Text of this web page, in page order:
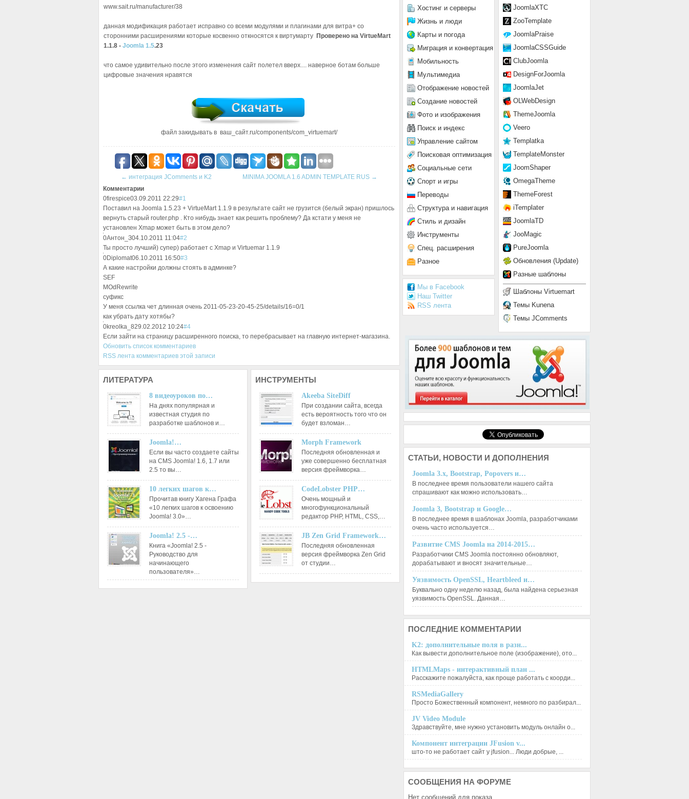
www.sait.ru/manufacturer/38
данная модификация работает исправно со всеми модулями и плагинами для витра+ со
сторонними расширениями которые косвенно откносятся к виртумарту Проверено на VirtueMart
1.1.8 - Joomla 1.5.23
что самое удивительно после этого изменения сайт полетел вверх.... наверное ботам больше
цифровые значения нравятся
файл закидывать в ваш_сайт.ru/components/com_virtuemart/
← интеграция JComments и K2 MINIMA JOOMLA 1.6 ADMIN TEMPLATE RUS →
Комментарии
0firespice03.09.2011 22:29#1
Поставил на Joomla 1.5.23 + VirtueMart 1.1.9 в результате сайт не грузится (белый экран) пришлось
вернуть старый router.php . Кто нибудь знает как решить проблему? Да кстати у меня не
установлен Xmap может быть в этом дело?
0Антон_З04.10.2011 11:04#2
Ты просто лучший) супер) работает с Xmap и Virtuemar 1.1.9
0Diplomat06.10.2011 16:50#3
А какие настройки должны стоять в админке?
SEF
MOdRewrite
суфикс
У меня ссылка чет длинная очень 2011-05-23-20-45-25/details/16=0/1
как убрать дату хотябы?
0kreolka_829.02.2012 10:24#4
Если зайти на страницу расширенного поиска, то перебрасывает на главную интернет-магазина.
Обновить список комментариев
RSS лента комментариев этой записи
ЛИТЕРАТУРА
8 видеоуроков по…
На днях популярная и
известная студия по
разработке шаблонов и…
Joomla!…
Если вы часто создаете сайты
на CMS Joomla! 1.6, 1.7 или
2.5 то вы…
10 легких шагов к…
Прочитав книгу Хагена Графа
«10 легких шагов к освоению
Joomla! 3.0»…
Joomla! 2.5 -…
Книга «Joomla! 2.5 -
Руководство для
начинающего
пользователя»…
ИНСТРУМЕНТЫ
Akeeba SiteDiff
При создании сайта, всегда
есть вероятность того что он
будет взломан…
Morph Framework
Последняя обновленная и
уже совершенно бесплатная
версия фреймворка…
CodeLobster PHP…
Очень мощный и
многофункциональный
редактор РНР, HTML, CSS,…
JB Zen Grid Framework…
Последняя обновленная
версия фреймворка Zen Grid
от студии…
JoomlaXTC
ZooTemplate
JoomlaPraise
JoomlaCSSGuide
ClubJoomla
DesignForJoomla
JoomlaJet
OLWebDesign
ThemeJoomla
Veero
Templatka
TemplateMonster
JoomShaper
OmegaTheme
ThemeForest
iTemplater
JoomlaTD
JooMagic
PureJoomla
Обновления (Update)
Разные шаблоны
Шаблоны Virtuemart
Темы Kunena
Темы JComments
Хостинг и серверы
Жизнь и люди
Карты и погода
Миграция и конвертация
Мобильность
Мультимедиа
Отображение новостей
Создание новостей
Фото и изображения
Поиск и индекс
Управление сайтом
Поисковая оптимизация
Социальные сети
Спорт и игры
Переводы
Структура и навигация
Стиль и дизайн
Инструменты
Спец. расширения
Разное
Мы в Facebook
Наш Twitter
RSS лента
СТАТЬИ, НОВОСТИ И ДОПОЛНЕНИЯ
Joomla 3.x, Bootstrap, Popovers и…
В последнее время пользователи нашего сайта
спрашивают как можно использовать…
Joomla 3, Bootstrap и Google…
В последнее время в шаблонах Joomla, разработчиками
очень часто используется…
Развитие CMS Joomla на 2014-2015…
Разработчики CMS Joomla постоянно обновляют,
дорабатывают и вносят значительные…
Уязвимость OpenSSL, Heartbleed и…
Буквально одну неделю назад, была найдена серьезная
уязвимость OpenSSL. Данная…
ПОСЛЕДНИЕ КОММЕНТАРИИ
K2: дополнительные поля в разн...
Как вывести дополнительное поле (изображение), ото...
HTMLMaps - интерактивный план ...
Расскажите пожалуйста, как проще работать с коорди...
RSMediaGallery
Просто Божественный компонент, немного по разбирал...
JV Video Module
Здравствуйте, мне нужно установить модуль онлайн о...
Компонент интеграции JFusion v...
што-то не работает сайт у jfusion... Люди добрые, ...
СООБЩЕНИЯ НА ФОРУМЕ
Нет сообщений для показа